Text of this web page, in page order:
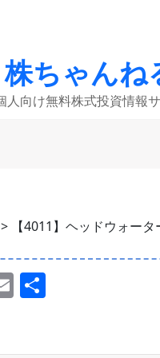
株ちゃんね
人向け無料株式投資情報
> 【4011】ヘッドウォータ
E